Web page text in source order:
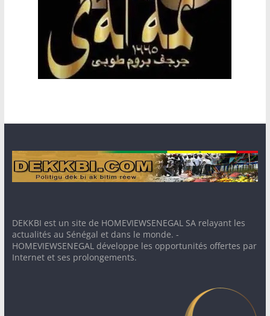
DEKKBI est un site de HOMEVIEWSENEGAL SA relayant les
actualités au Sénégal et dans le monde. -
HOMEVIEWSENEGAL développe les opportunités offertes par
Internet et ses prolongements.